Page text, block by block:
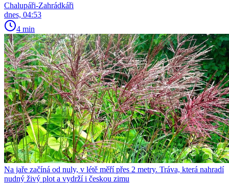
Chalupáři-Zahrádkáři
dnes, 04:53
4 min
Na jaře začíná od nuly, v létě měří přes 2 metry. Tráva, která nahradí
nudný živý plot a vydrží i českou zimu